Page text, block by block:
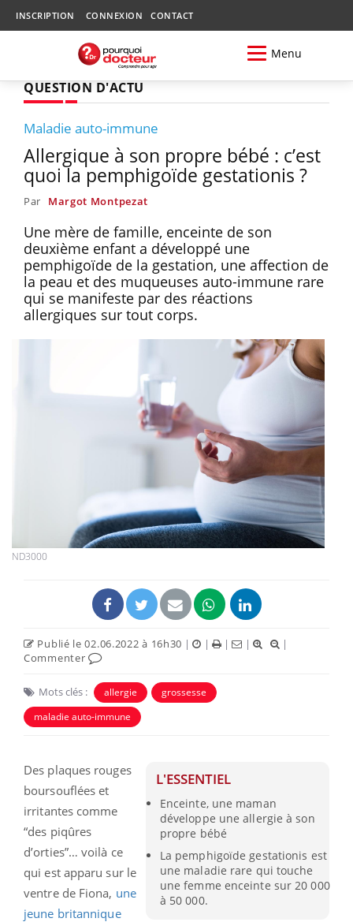
INSCRIPTION CONNEXION CONTACT
Menu
QUESTION D'ACTU
Maladie auto-immune
Allergique à son propre bébé : c’est
quoi la pemphigoïde gestationis ?
Par Margot Montpezat
Une mère de famille, enceinte de son
deuxième enfant a développé une
pemphigoïde de la gestation, une affection de
la peau et des muqueuses auto-immune rare
qui se manifeste par des réactions
allergiques sur tout corps.
ND3000
Publié le 02.06.2022 à 16h30 | | | |
|
Commenter
Mots clés : allergie
grossesse
maladie auto-immune
L'ESSENTIEL
Enceinte, une maman
développe une allergie à son
propre bébé
La pemphigoïde gestationis est
une maladie rare qui touche
une femme enceinte sur 20 000
à 50 000.
Des plaques rouges
boursouflées et
irritantes comme
“des piqûres
d’orties”… voilà ce
qui est apparu sur le
ventre de Fiona, une
jeune britannique